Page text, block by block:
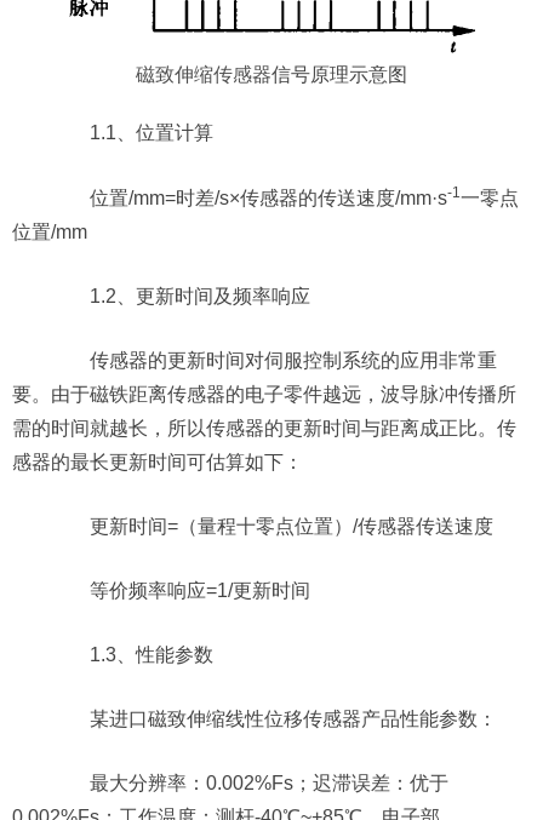
磁致伸缩传感器信号原理示意图
1.1、位置计算
位置/mm=时差/s×传感器的传送速度/mm·s-1一零点
位置/mm
1.2、更新时间及频率响应
传感器的更新时间对伺服控制系统的应用非常重
要。由于磁铁距离传感器的电子零件越远，波导脉冲传播所
需的时间就越长，所以传感器的更新时间与距离成正比。传
感器的最长更新时间可估算如下：
更新时间=（量程十零点位置）/传感器传送速度
等价频率响应=1/更新时间
1.3、性能参数
某进口磁致伸缩线性位移传感器产品性能参数：
最大分辨率：0.002%Fs；迟滞误差：优于